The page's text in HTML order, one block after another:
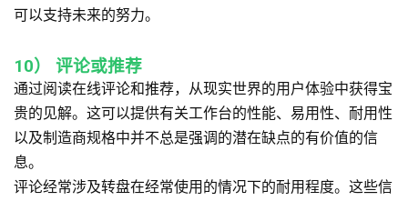
可以支持未来的努力。
10） 评论或推荐
通过阅读在线评论和推荐，从现实世界的用户体验中获得宝
贵的见解。这可以提供有关工作台的性能、易用性、耐用性
以及制造商规格中并不总是强调的潜在缺点的有价值的信
息。
评论经常涉及转盘在经常使用的情况下的耐用程度。这些信